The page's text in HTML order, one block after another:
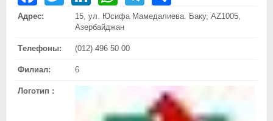
Адрес:
15, ул. Юсифа Мамедалиева. Баку, AZ1005,
Азербайджан
Tелефоны: (012) 496 50 00
Филиал: 6
Логотип :